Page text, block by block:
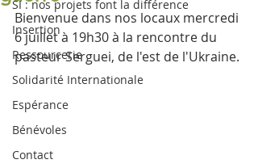
SI : nos projets font la différence
Insertion
Ressourcerie
Solidarité Internationale
Espérance
Bénévoles
Contact
Bienvenue dans nos locaux mercredi
6 juillet à 19h30 à la rencontre du
pasteur Serguei, de l'est de l'Ukraine.